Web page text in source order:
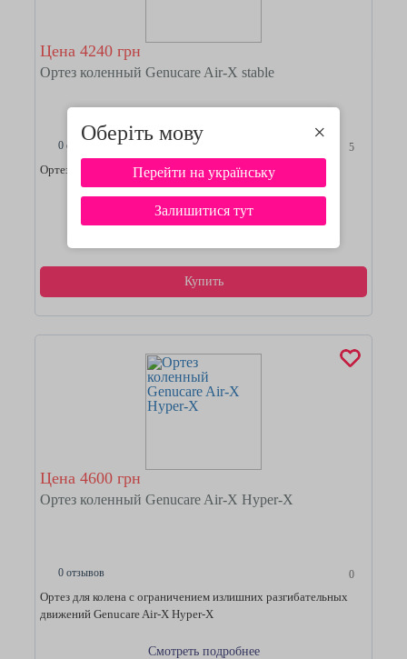
Оберіть мову ×
Перейти на українську
Залишитися тут
Цена 4240 грн
Ортез коленный Genucare Air-X stable
0 отзывов 5
Ортез для колена Genucare Air-X stable
Смотреть подробнее
Купить
Цена 4600 грн
Ортез коленный Genucare Air-X Hyper-X
0 отзывов 0
Ортез для колена с ограничением излишних разгибательных
движений Genucare Air-X Hyper-X
Смотреть подробнее